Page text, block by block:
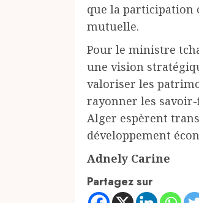
que la participation
mutuelle.
Pour le ministre
une vision
valoriser les
rayonner les savoir-
Alger espèrent
développement
Adnely Carine
Partagez sur